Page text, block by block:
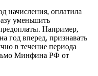
начисления, оплатила
уменьшить
Например,
год вперед, признавать
в течение периода
Минфина РФ от